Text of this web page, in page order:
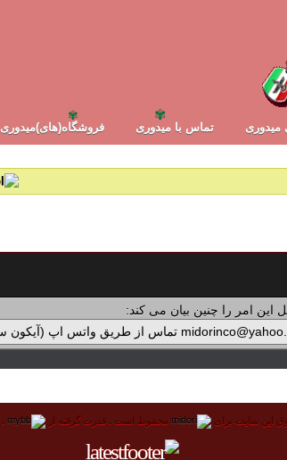
تماس با میدوری فروشگاه(های)میدوری
امر را چنین بیان می کند:
اين سايت برای محفوظ است . قدرت گرفته از
✾
✾